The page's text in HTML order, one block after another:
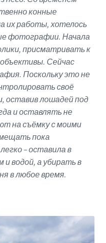
конные
их работы, хотелось
фотографии. Начала
присматривать к
Сейчас
Поскольку это не
своё
оставив лошадей под
и оставлять не
на съёмку с моими
пока
– оставила в
и водой, а убирать в
в любое время.